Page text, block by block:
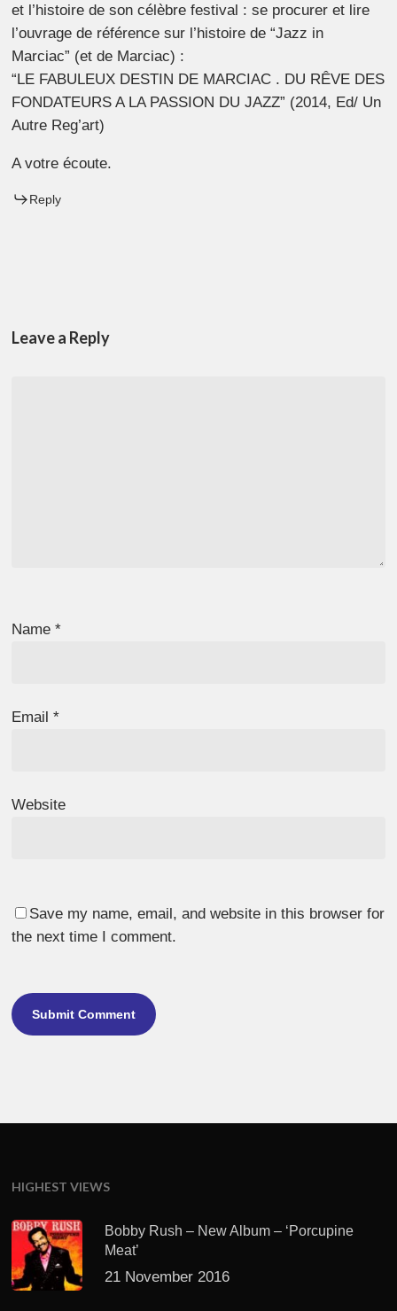
et l’histoire de son célèbre festival : se procurer et lire
l’ouvrage de référence sur l’histoire de “Jazz in
Marciac” (et de Marciac) :
“LE FABULEUX DESTIN DE MARCIAC . DU RÊVE DES
FONDATEURS A LA PASSION DU JAZZ” (2014, Ed/ Un
Autre Reg’art)
A votre écoute.
Reply
Leave a Reply
Name*
Email*
Website
Save my name, email, and website in this browser for
the next time I comment.
HIGHEST VIEWS
Bobby Rush – New Album – ‘Porcupine
Meat’
21 November 2016